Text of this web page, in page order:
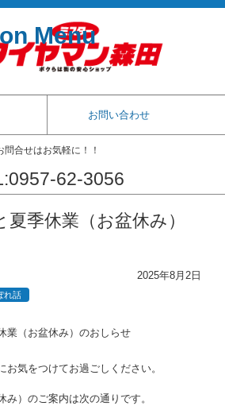
お問い合わせ
問合せはお気軽に！！
62-3056
季休業（お盆休み）
2025年8月2日
れ話
お気をつけてお過ごしください。
み）のご案内は次の通りです。